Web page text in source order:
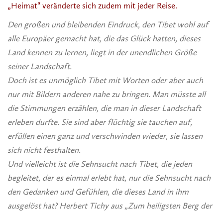
„Heimat“ veränderte sich zudem mit jeder Reise.
Den großen und bleibenden Eindruck, den Tibet wohl auf
alle Europäer gemacht hat, die das Glück hatten, dieses
Land kennen zu lernen, liegt in der unendlichen Größe
seiner Landschaft.
Doch ist es unmöglich Tibet mit Worten oder aber auch
nur mit Bildern anderen nahe zu bringen. Man müsste all
die Stimmungen erzählen, die man in dieser Landschaft
erleben durfte. Sie sind aber flüchtig sie tauchen auf,
erfüllen einen ganz und verschwinden wieder, sie lassen
sich nicht festhalten.
Und vielleicht ist die Sehnsucht nach Tibet, die jeden
begleitet, der es einmal erlebt hat, nur die Sehnsucht nach
den Gedanken und Gefühlen, die dieses Land in ihm
ausgelöst hat?Herbert Tichy aus „Zum heiligsten Berg der